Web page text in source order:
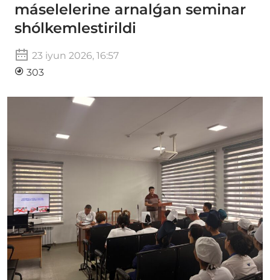
máselelerine arnalǵan seminar
shólkemlestirildi
23 iyun 2026, 16:57
303